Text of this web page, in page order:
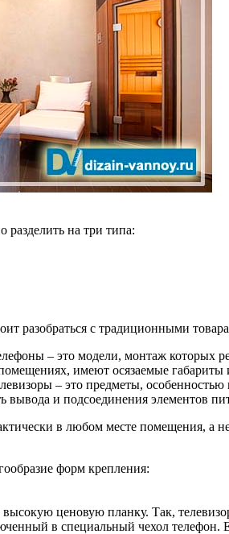
на три типа:
разобраться с традиционными
– это модели, монтаж
имеют осязаемые
– это предметы,
и подсоединения элементов
в любом месте помещения, а
форм крепления:
ценовую планку. Так,
в специальный чехол